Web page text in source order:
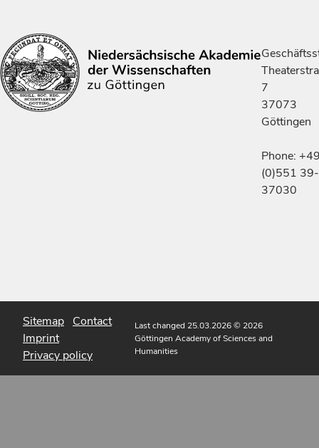
7
37073
Göttingen
Phone:
(0)551 39-
37030
Sitemap Contact
Imprint
Privacy policy
Last changed 25.03.2026© 2026
Göttingen Academy of Sciences and
Humanities